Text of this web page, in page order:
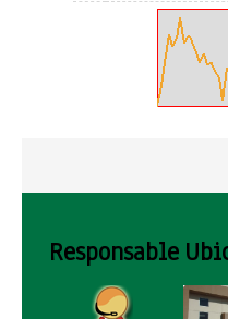
Responsable